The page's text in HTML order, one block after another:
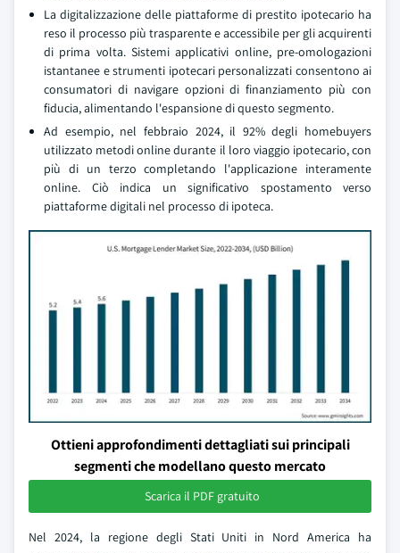
La digitalizzazione delle piattaforme di prestito ipotecario ha
reso il processo più trasparente e accessibile per gli acquirenti
di prima volta. Sistemi applicativi online, pre-omologazioni
istantanee e strumenti ipotecari personalizzati consentono ai
consumatori di navigare opzioni di finanziamento più con
fiducia, alimentando l'espansione di questo segmento.
Ad esempio, nel febbraio 2024, il 92% degli homebuyers
utilizzato metodi online durante il loro viaggio ipotecario, con
più di un terzo completando l'applicazione interamente
online. Ciò indica un significativo spostamento verso
piattaforme digitali nel processo di ipoteca.
Ottieni approfondimenti dettagliati sui principali
segmenti che modellano questo mercato
Scarica il PDF gratuito
Nel 2024, la regione degli Stati Uniti in Nord America ha